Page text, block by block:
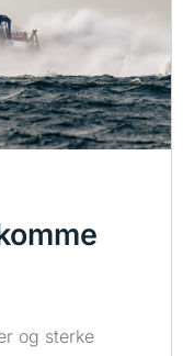
og sterke